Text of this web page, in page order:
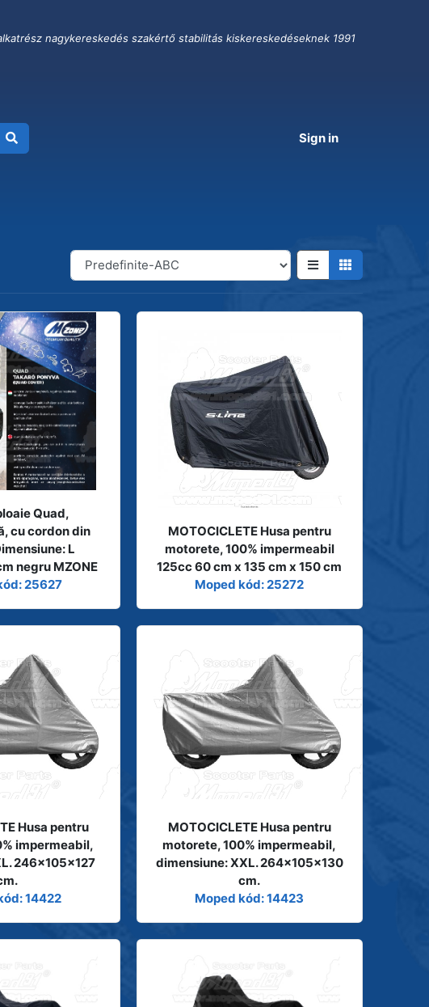
nagykereskedés szakértő stabilitás kiskereskedéseknek 1991
Sign in
Quad,
cu cordon din
L
negru MZONE
25627
MOTOCICLETE Husa pentru
motorete, 100% impermeabil
125cc 60 cm x 135 cm x 150 cm
Moped kód: 25272
Husa pentru
impermeabil,
246x105x127
14422
MOTOCICLETE Husa pentru
motorete, 100% impermeabil,
dimensiune: XXL. 264x105x130
cm.
Moped kód: 14423